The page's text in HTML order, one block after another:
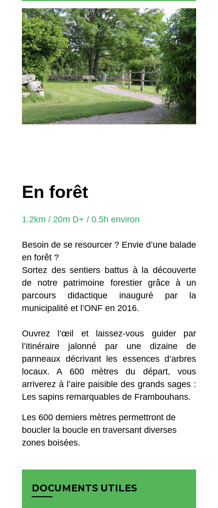
En forêt
1.2km / 20m D+ / 0.5h environ
Besoin de se resourcer ? Envie d’une balade
en forêt ?
Sortez des sentiers battus à la découverte
de notre patrimoine forestier grâce à un
parcours didactique inauguré par la
municipalité et l’ONF en 2016.
Ouvrez l’œil et laissez-vous guider par
l’itinéraire jalonné par une dizaine de
panneaux décrivant les essences d’arbres
locaux. A 600 mètres du départ, vous
arriverez à l’aire paisible des grands sages :
Les sapins remarquables de Frambouhans.
Les 600 derniers mètres permettront de
boucler la boucle en traversant diverses
zones boisées.
DOCUMENTS UTILES